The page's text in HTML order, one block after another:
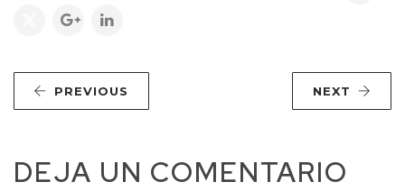
PREVIOUS NEXT
DEJA UN COMENTARIO